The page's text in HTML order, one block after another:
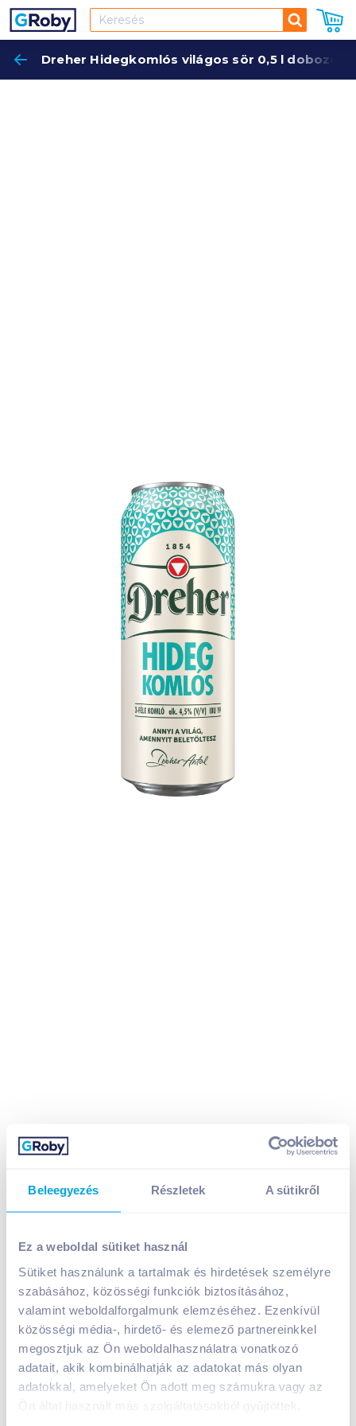
Beleegyezés Részletek A sütikről
Ez a weboldal sütiket használ
Sütiket használunk a tartalmak és hirdetések személyre
szabásához, közösségi funkciók biztosításához,
valamint weboldalforgalmunk elemzéséhez. Ezenkívül
közösségi média-, hirdető- és elemező partnereinkkel
megosztjuk az Ön weboldalhasználatra vonatkozó
adatait, akik kombinálhatják az adatokat más olyan
adatokkal, amelyeket Ön adott meg számukra vagy az
Ön által használt más szolgáltatásokból gyűjtöttek.
Keresés
Dreher Hidegkomlós világos sör 0,5 l dobozos
Dreher Hidegkomlós világos sör 0,5 l dobozos
469Ft / db
Egységár: 938Ft / liter
Nettó eladási ár: 369Ft /db(27% áfa)
KosárbaKosárba